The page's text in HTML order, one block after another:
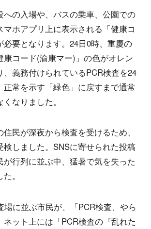
への入場や、バスの乗車、公園での
マホアプリ上に表示される「健康コ
必要となります。24日0時、重慶の
康コード(渝康マー)」の色がオレン
、義務付けられているPCR検査を24
正常を示す「緑色」に戻すまで通常
なりました。
民が深夜から検査を受けるため、
検しました。SNSに寄せられた投稿
が行列に並ぶ中、猛暑で気を失った
。
場に並ぶ市民が、「PCR検査、やら
ネット上には「PCR検査の『乱れた